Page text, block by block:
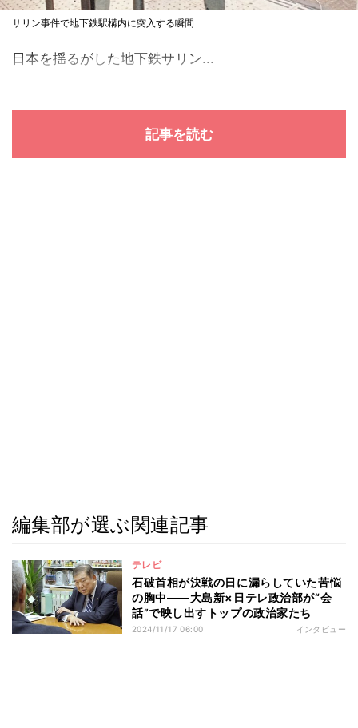
サリン事件で地下鉄駅構内に突入する瞬間
日本を揺るがした地下鉄サリン...
記事を読む
編集部が選ぶ関連記事
テレビ
石破首相が決戦の日に漏らしていた苦悩
の胸中――大島新×日テレ政治部が“会
話”で映し出すトップの政治家たち
2024/11/17 06:00 インタビュー